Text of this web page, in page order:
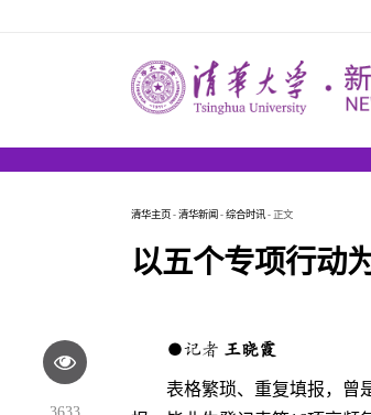
清华主页 - 清华新闻 - 综合时讯- 正文
以五个专项行动
●记者 王晓霞
表格繁琐、重复填报，曾